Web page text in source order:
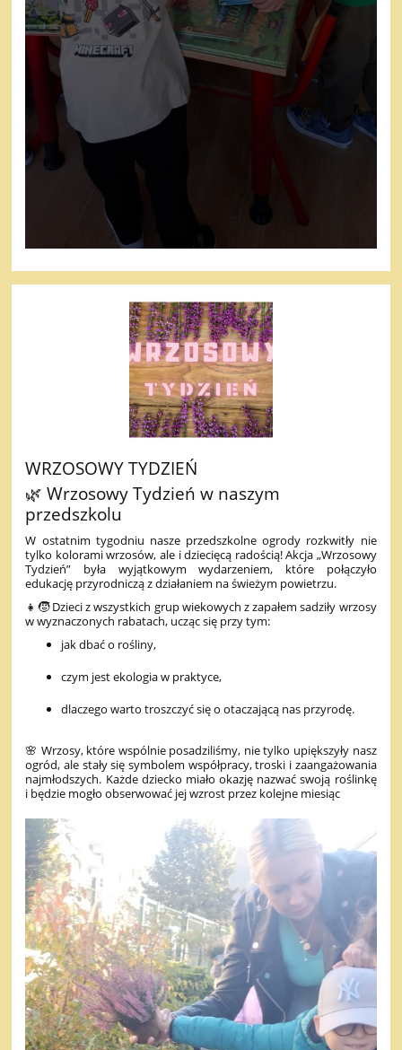
WRZOSOWY TYDZIEŃ
🌿 Wrzosowy Tydzień w naszym
przedszkolu
W ostatnim tygodniu nasze przedszkolne ogrody rozkwitły nie
tylko kolorami wrzosów, ale i dziecięcą radością! Akcja „Wrzosowy
Tydzień” była wyjątkowym wydarzeniem, które połączyło
edukację przyrodniczą z działaniem na świeżym powietrzu.
👧🧒 Dzieci z wszystkich grup wiekowych z zapałem sadziły wrzosy
w wyznaczonych rabatach, ucząc się przy tym:
jak dbać o rośliny,
czym jest ekologia w praktyce,
dlaczego warto troszczyć się o otaczającą nas przyrodę.
🌸 Wrzosy, które wspólnie posadziliśmy, nie tylko upiększyły nasz
ogród, ale stały się symbolem współpracy, troski i zaangażowania
najmłodszych. Każde dziecko miało okazję nazwać swoją roślinkę
i będzie mogło obserwować jej wzrost przez kolejne miesiąc